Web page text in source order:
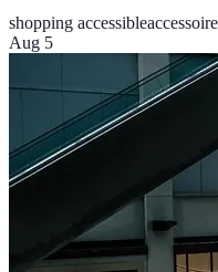
shopping accessible
Aug 5